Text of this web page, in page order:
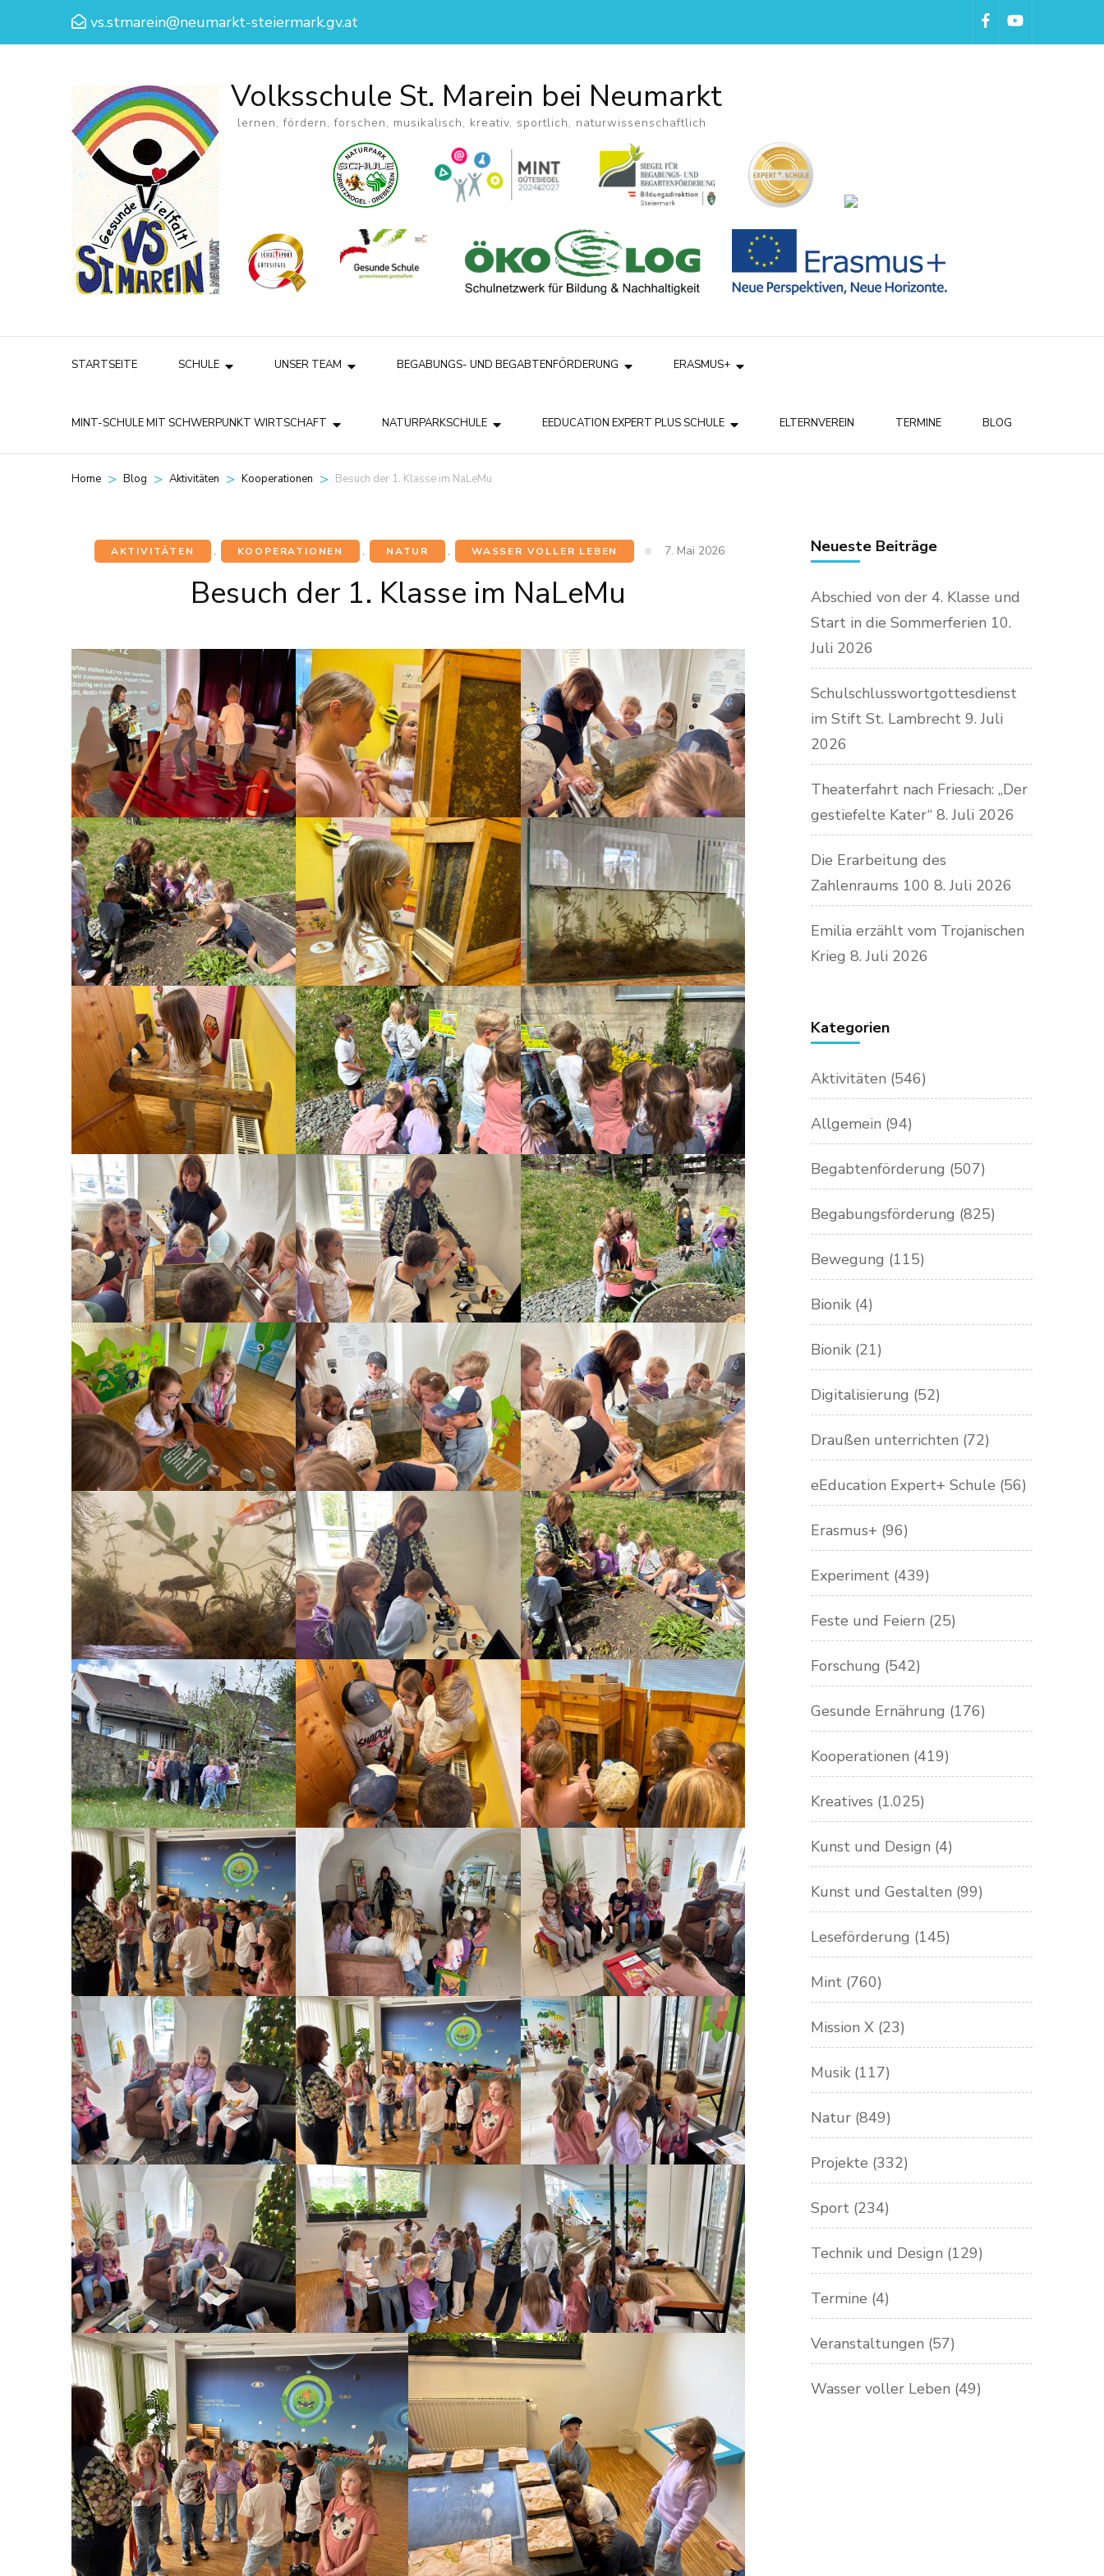
vs.stmarein@neumarkt-steiermark.gv.at
Volksschule St. Marein bei Neumarkt
lernen, fördern, forschen, musikalisch, kreativ, sportlich, naturwissenschaftlich
STARTSEITE SCHULE UNSER TEAM BEGABUNGS- UND BEGABTENFÖRDERUNG ERASMUS+
MINT-SCHULE MIT SCHWERPUNKT WIRTSCHAFT NATURPARKSCHULE EEDUCATION EXPERT PLUS SCHULE ELTERNVEREIN TERMINE BLOG
Home > Blog > Aktivitäten > Kooperationen > Besuch der 1. Klasse im NaLeMu
AKTIVITÄTEN , KOOPERATIONEN , NATUR , WASSER VOLLER LEBEN 7. Mai 2026
Besuch der 1. Klasse im NaLeMu
Neueste Beiträge
Abschied von der 4. Klasse und
Start in die Sommerferien 10.
Juli 2026
Schulschlusswortgottesdienst
im Stift St. Lambrecht 9. Juli
2026
Theaterfahrt nach Friesach: „Der
gestiefelte Kater“ 8. Juli 2026
Die Erarbeitung des
Zahlenraums 100 8. Juli 2026
Emilia erzählt vom Trojanischen
Krieg 8. Juli 2026
Kategorien
Aktivitäten (546)
Allgemein (94)
Begabtenförderung (507)
Begabungsförderung (825)
Bewegung (115)
Bionik (4)
Bionik (21)
Digitalisierung (52)
Draußen unterrichten (72)
eEducation Expert+ Schule (56)
Erasmus+ (96)
Experiment (439)
Feste und Feiern (25)
Forschung (542)
Gesunde Ernährung (176)
Kooperationen (419)
Kreatives (1.025)
Kunst und Design (4)
Kunst und Gestalten (99)
Leseförderung (145)
Mint (760)
Mission X (23)
Musik (117)
Natur (849)
Projekte (332)
Sport (234)
Technik und Design (129)
Termine (4)
Veranstaltungen (57)
Wasser voller Leben (49)